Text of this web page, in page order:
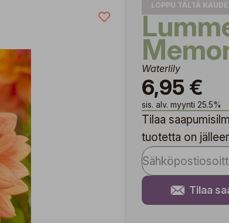
LOPPU TÄLTÄ
Lummedaalia Shep's
Waterlily
6,95 €
sis. alv. myynti 25.5%
Tilaa
tuotetta on
Tilaa